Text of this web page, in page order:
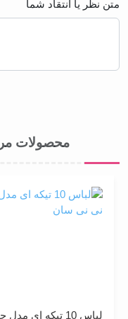
متن نظر یا انتقاد شما
محصولات
لباس 10 تیکه ای مدل